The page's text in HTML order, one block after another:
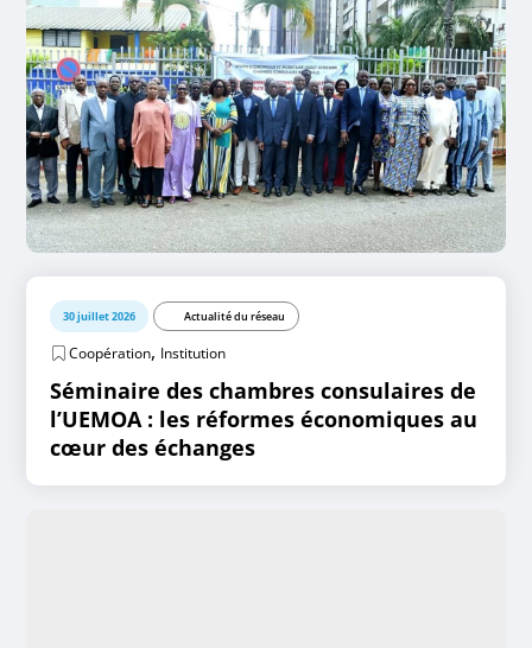
30 juillet 2026 Actualité du réseau
Coopération, Institution
Séminaire des chambres consulaires de
l’UEMOA : les réformes économiques au
cœur des échanges